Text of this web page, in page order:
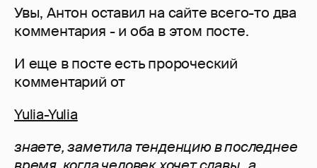
Увы, Антон оставил на сайте всего-то два
комментария - и оба в этом посте.
И еще в посте есть пророческий
комментарий от
Yulia-Yulia
знаете, заметила тенденцию в последнее